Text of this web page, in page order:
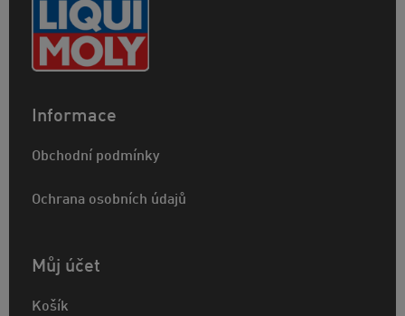
Informace
Obchodní podmínky
Ochrana osobních údajů
Můj účet
Košík